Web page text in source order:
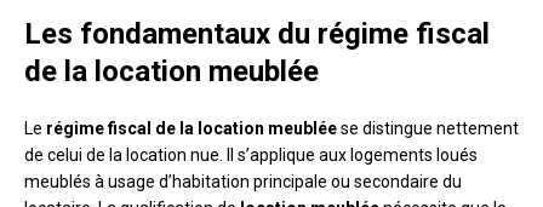
Les fondamentaux du régime fiscal
de la location meublée
Le régime fiscal de la location meubléese distingue nettement
de celui de la location nue. Il s’applique aux logements loués
meublés à usage d’habitation principale ou secondaire du